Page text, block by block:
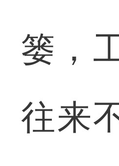
篓，
往来